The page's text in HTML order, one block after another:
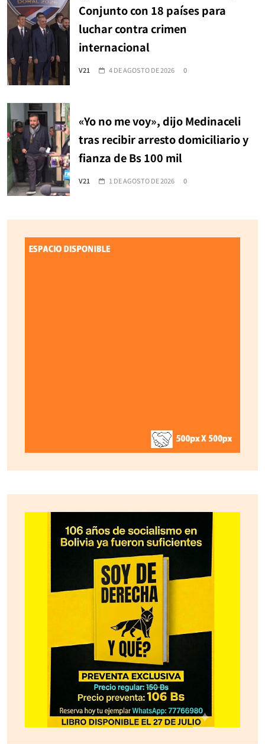
Conjunto con 18 países para
luchar contra crimen
internacional
V21 4 DE AGOSTO DE 2026 0
«Yo no me voy», dijo Medinaceli
tras recibir arresto domiciliario y
fianza de Bs 100 mil
V21 1 DE AGOSTO DE 2026 0